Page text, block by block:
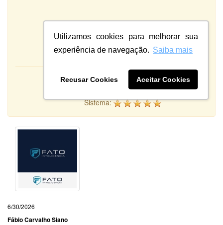
Utilizamos cookies para melhorar sua
experiência de navegação. Saiba mais
Recusar Cookies Aceitar Cookies
10
Atendimento:
Sistema:
6/30/2026
Fábio Carvalho Siano